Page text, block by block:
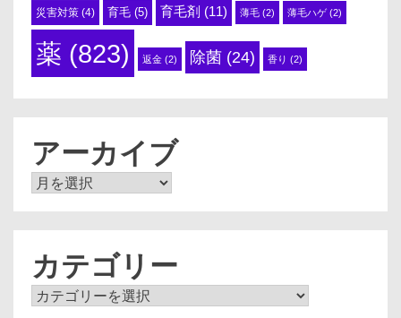
災害対策 (4) 育毛 (5) 育毛剤 (11) 薄毛 (2) 薄毛ハゲ(2)
薬 (823) 返金 (2) 除菌 (24) 香り (2)
アーカイブ
ア
カテゴリー
カ